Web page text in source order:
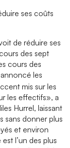
ses coûts
de réduire ses
des sept
cours des
les
mis sur les
les effectifs», a
Hurrel, laissant
sans donner plus
et environ
l’un des plus